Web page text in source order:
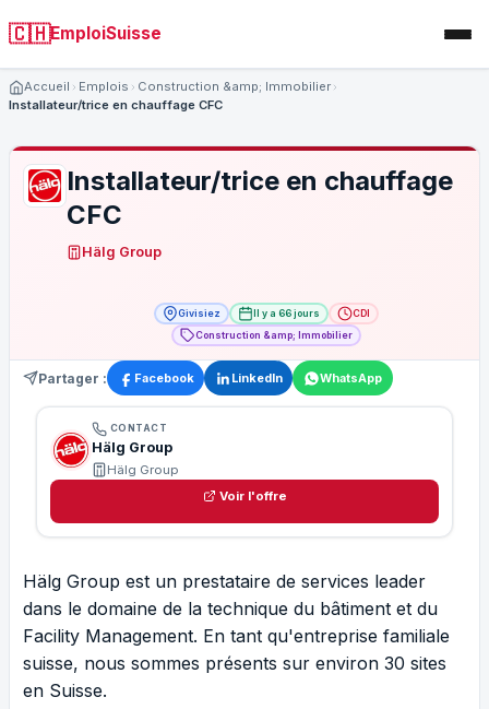
🇨🇭EmploiSuisse
Accueil Emplois
Construction &amp; Immobilier
Installateur/trice en chauffage CFC
Installateur/trice en chauffage
CFC
Hälg Group
Givisiez Il y a 66 jours
CDI
Construction &amp; Immobilier
Partager : Facebook LinkedIn WhatsApp
CONTACT
Hälg Group
Hälg Group
Voir l'offre
Hälg Group est un prestataire de services leader
dans le domaine de la technique du bâtiment et du
Facility Management. En tant qu'entreprise familiale
suisse, nous sommes présents sur environ 30 sites
en Suisse.